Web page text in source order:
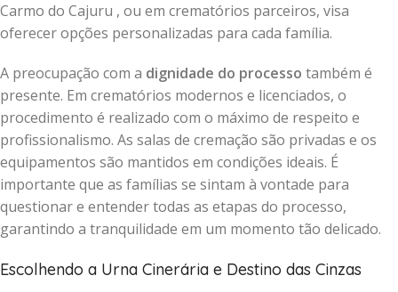
Carmo do Cajuru , ou em crematórios parceiros, visa
oferecer opções personalizadas para cada família.
A preocupação com a dignidade do processo também é
presente. Em crematórios modernos e licenciados, o
procedimento é realizado com o máximo de respeito e
profissionalismo. As salas de cremação são privadas e os
equipamentos são mantidos em condições ideais. É
importante que as famílias se sintam à vontade para
questionar e entender todas as etapas do processo,
garantindo a tranquilidade em um momento tão delicado.
Escolhendo a Urna Cinerária e Destino das Cinzas